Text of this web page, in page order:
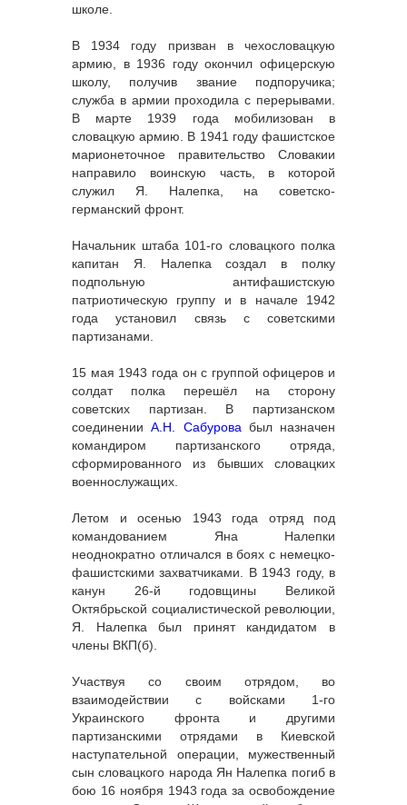
школе.
В 1934 году призван в чехословацкую
армию, в 1936 году окончил офицерскую
школу, получив звание подпоручика;
служба в армии проходила с перерывами.
В марте 1939 года мобилизован в
словацкую армию. В 1941 году фашистское
марионеточное правительство Словакии
направило воинскую часть, в которой
служил Я. Налепка, на советско-
германский фронт.
Начальник штаба 101-го словацкого полка
капитан Я. Налепка создал в полку
подпольную антифашистскую
патриотическую группу и в начале 1942
года установил связь с советскими
партизанами.
15 мая 1943 года он с группой офицеров и
солдат полка перешёл на сторону
советских партизан. В партизанском
соединенииА.Н. Сабурова был назначен
командиром партизанского отряда,
сформированного из бывших словацких
военнослужащих.
Летом и осенью 1943 года отряд под
командованием Яна Налепки
неоднократно отличался в боях с немецко-
фашистскими захватчиками. В 1943 году, в
канун 26-й годовщины Великой
Октябрьской социалистической революции,
Я. Налепка был принят кандидатом в
члены ВКП(б).
Участвуя со своим отрядом, во
взаимодействии с войсками 1-го
Украинского фронта и другими
партизанскими отрядами в Киевской
наступательной операции, мужественный
сын словацкого народа Ян Налепка погиб в
бою 16 ноября 1943 года за освобождение